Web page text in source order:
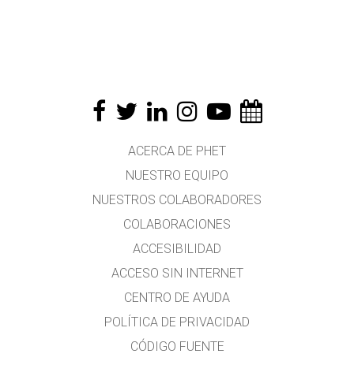
ACERCA DE PHET
NUESTRO EQUIPO
NUESTROS COLABORADORES
COLABORACIONES
ACCESIBILIDAD
ACCESO SIN INTERNET
CENTRO DE AYUDA
POLÍTICA DE PRIVACIDAD
CÓDIGO FUENTE